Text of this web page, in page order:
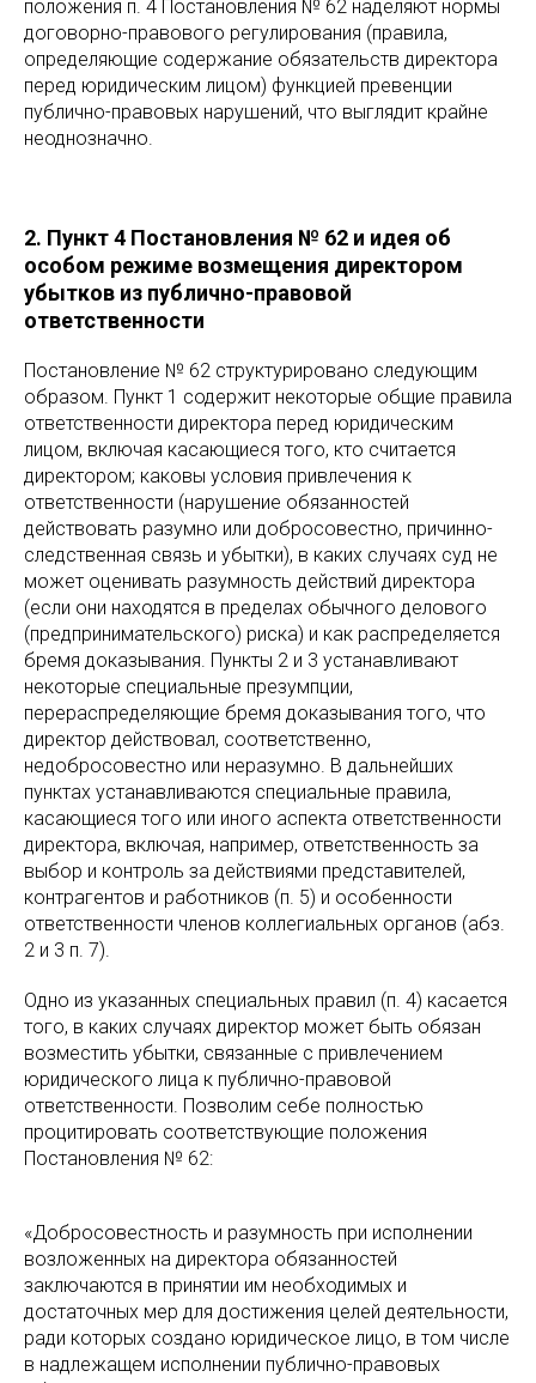
положения п. 4 Постановления № 62 наделяют нормы
договорно-правового регулирования (правила,
определяющие содержание обязательств директора
перед юридическим лицом) функцией превенции
публично-правовых нарушений, что выглядит крайне
неоднозначно.
2. Пункт 4 Постановления № 62 и идея об
особом режиме возмещения директором
убытков из публично-правовой
ответственности
Постановление № 62 структурировано следующим
образом. Пункт 1 содержит некоторые общие правила
ответственности директора перед юридическим
лицом, включая касающиеся того, кто считается
директором; каковы условия привлечения к
ответственности (нарушение обязанностей
действовать разумно или добросовестно, причинно-
следственная связь и убытки), в каких случаях суд не
может оценивать разумность действий директора
(если они находятся в пределах обычного делового
(предпринимательского) риска) и как распределяется
бремя доказывания. Пункты 2 и 3 устанавливают
некоторые специальные презумпции,
перераспределяющие бремя доказывания того, что
директор действовал, соответственно,
недобросовестно или неразумно. В дальнейших
пунктах устанавливаются специальные правила,
касающиеся того или иного аспекта ответственности
директора, включая, например, ответственность за
выбор и контроль за действиями представителей,
контрагентов и работников (п. 5) и особенности
ответственности членов коллегиальных органов (абз.
2 и 3 п. 7).
Одно из указанных специальных правил (п. 4) касается
того, в каких случаях директор может быть обязан
возместить убытки, связанные с привлечением
юридического лица к публично-правовой
ответственности. Позволим себе полностью
процитировать соответствующие положения
Постановления № 62:
«Добросовестность и разумность при исполнении
возложенных на директора обязанностей
заключаются в принятии им необходимых и
достаточных мер для достижения целей деятельности,
ради которых создано юридическое лицо, в том числе
в надлежащем исполнении публично-правовых